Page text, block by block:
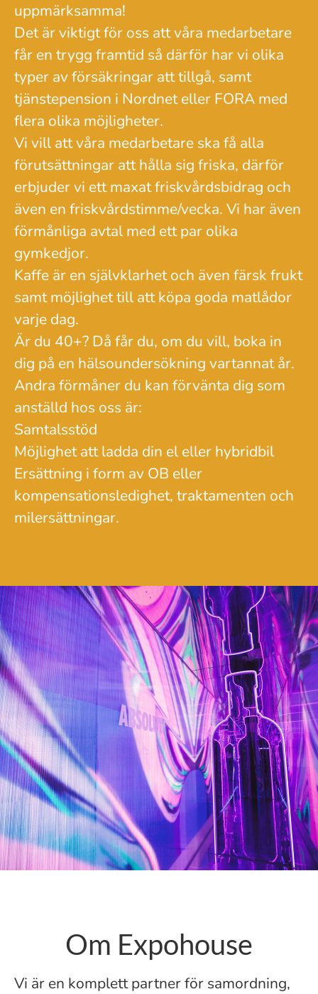
uppmärksamma!
Det är viktigt för oss att våra medarbetare
får en trygg framtid så därför har vi olika
typer av försäkringar att tillgå, samt
tjänstepension i Nordnet eller FORA med
flera olika möjligheter.
Vi vill att våra medarbetare ska få alla
förutsättningar att hålla sig friska, därför
erbjuder vi ett maxat friskvårdsbidrag och
även en friskvårdstimme/vecka. Vi har även
förmånliga avtal med ett par olika
gymkedjor.
Kaffe är en självklarhet och även färsk frukt
samt möjlighet till att köpa goda matlådor
varje dag.
Är du 40+? Då får du, om du vill, boka in
dig på en hälsoundersökning vartannat år.
Andra förmåner du kan förvänta dig som
anställd hos oss är:
Samtalsstöd
Möjlighet att ladda din el eller hybridbil
Ersättning i form av OB eller
kompensationsledighet, traktamenten och
milersättningar.
Om Expohouse
Vi är en komplett partner för samordning,